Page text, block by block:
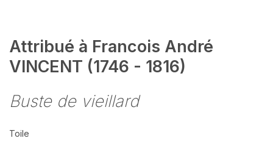
Attribué à Francois André
VINCENT (1746 - 1816)
Buste de vieillard
Toile